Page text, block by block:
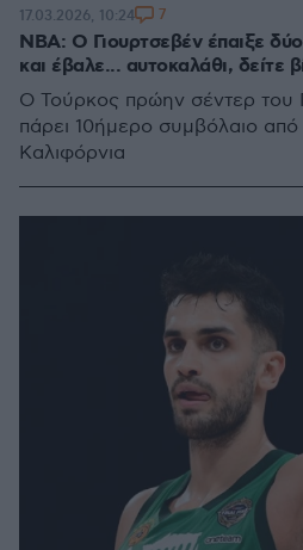
NBA: Ο Γιουρτσεβέν έπαιξε
και έβαλε... αυτοκαλάθι, δείτε
Ο Τούρκος πρώην σέντερ του
πάρει 10ήμερο συμβόλαιο
Καλιφόρνια
17.03.2026, 10:24 7